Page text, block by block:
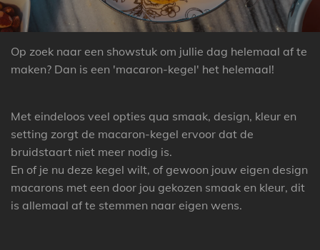
Op zoek naar een showstuk om jullie dag helemaal af te
maken? Dan is een 'macaron-kegel' het helemaal!
Met eindeloos veel opties qua smaak, design, kleur en
setting zorgt de macaron-kegel ervoor dat de
bruidstaart niet meer nodig is.
En of je nu deze kegel wilt, of gewoon jouw eigen design
macarons met een door jou gekozen smaak en kleur, dit
is allemaal af te stemmen naar eigen wens.